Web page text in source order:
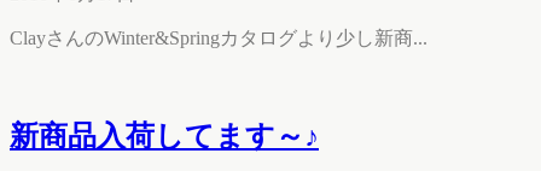
ClayさんのWinter&Springカタログより少し新商...
新商品入荷してます～♪